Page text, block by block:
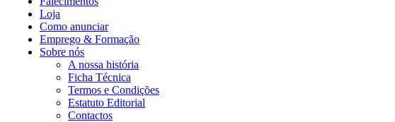
Loja
Como anunciar
Emprego & Formação
Sobre nós
A nossa história
Ficha Técnica
Termos e Condições
Estatuto Editorial
Contactos